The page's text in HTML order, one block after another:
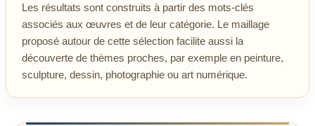
Les résultats sont construits à partir des mots-clés
associés aux œuvres et de leur catégorie. Le maillage
proposé autour de cette sélection facilite aussi la
découverte de thèmes proches, par exemple en peinture,
sculpture, dessin, photographie ou art numérique.